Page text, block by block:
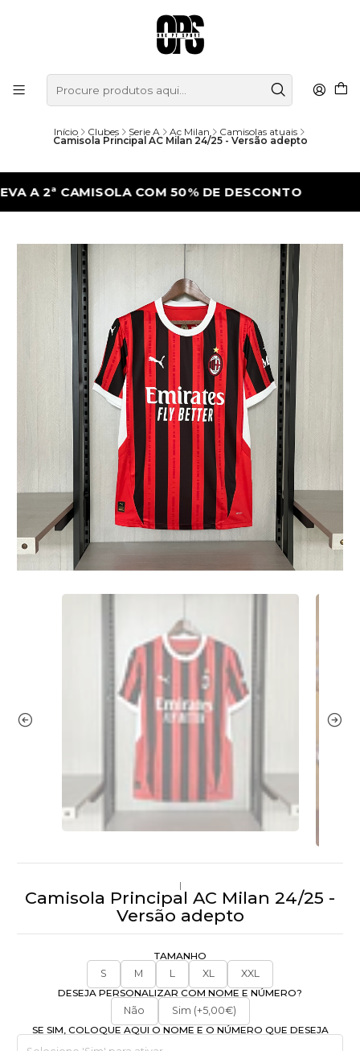
Início Clubes Serie A Ac Milan Camisolas atuais
Camisola Principal AC Milan 24/25 - Versão adepto
CAMISOLA COM 50% DE DESCONTO
|
Camisola Principal AC Milan 24/25 -
Versão adepto
TAMANHO
S
M L XL
XXL
DESEJA PERSONALIZAR COM NOME E NÚMERO?
Não
Sim (+5,00€)
SE SIM, COLOQUE AQUI O NOME E O NÚMERO QUE DESEJA